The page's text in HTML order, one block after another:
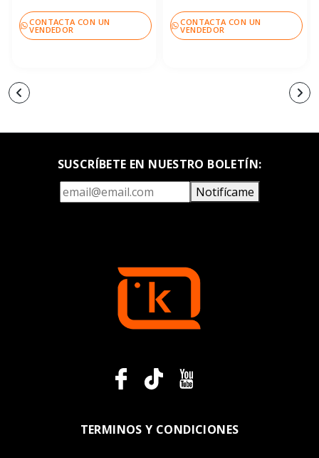
CONTACTA CON UN
VENDEDOR
CONTACTA CON UN
VENDEDOR
SUSCRÍBETE EN NUESTRO BOLETÍN:
Notifícame
TERMINOS Y CONDICIONES